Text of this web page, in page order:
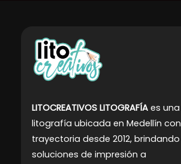
LITOCREATIVOS LITOGRAFÍA es una
litografía ubicada en Medellín con
trayectoria desde 2012, brindando
soluciones de impresión a